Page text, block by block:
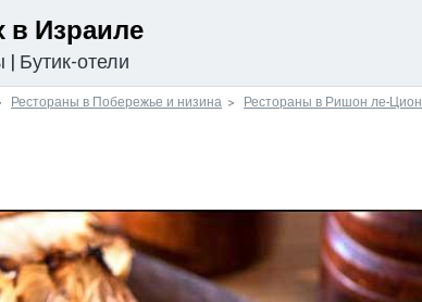
Израиле
| Бутик-отели
Рестораны в Побережье и низина Рестораны в Ришон ле-Цион